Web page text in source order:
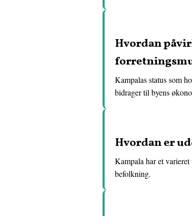
Hvordan
Kampalas status som
bidrager til byens
Hvordan er
Kampala har et
befolkning.